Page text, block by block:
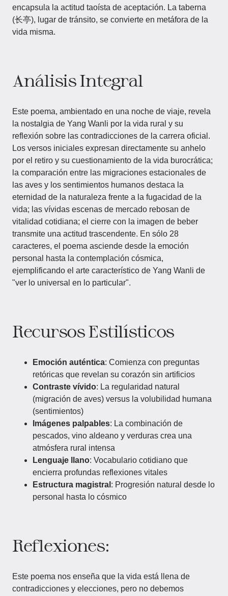
encapsula la actitud taoísta de aceptación. La taberna
(长亭), lugar de tránsito, se convierte en metáfora de la
vida misma.
Análisis Integral
Este poema, ambientado en una noche de viaje, revela
la nostalgia de Yang Wanli por la vida rural y su
reflexión sobre las contradicciones de la carrera oficial.
Los versos iniciales expresan directamente su anhelo
por el retiro y su cuestionamiento de la vida burocrática;
la comparación entre las migraciones estacionales de
las aves y los sentimientos humanos destaca la
eternidad de la naturaleza frente a la fugacidad de la
vida; las vívidas escenas de mercado rebosan de
vitalidad cotidiana; el cierre con la imagen de beber
transmite una actitud trascendente. En sólo 28
caracteres, el poema asciende desde la emoción
personal hasta la contemplación cósmica,
ejemplificando el arte característico de Yang Wanli de
"ver lo universal en lo particular".
Recursos Estilísticos
Emoción auténtica: Comienza con preguntas
retóricas que revelan su corazón sin artificios
Contraste vívido: La regularidad natural
(migración de aves) versus la volubilidad humana
(sentimientos)
Imágenes palpables: La combinación de
pescados, vino aldeano y verduras crea una
atmósfera rural intensa
Lenguaje llano: Vocabulario cotidiano que
encierra profundas reflexiones vitales
Estructura magistral : Progresión natural desde lo
personal hasta lo cósmico
Reflexiones:
Este poema nos enseña que la vida está llena de
contradicciones y elecciones, pero no debemos